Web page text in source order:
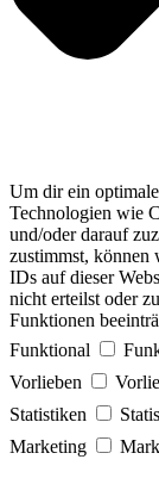
Um dir ein
Technologien wie
und/oder darauf
zustimmst, können
IDs auf dieser
nicht erteilst oder
Funktionen
Funktional
Vorlieben
Statistiken
Marketing